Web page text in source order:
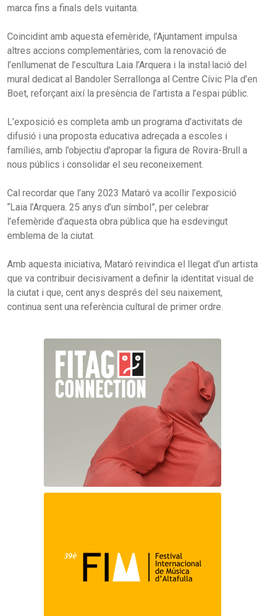
marca fins a finals dels vuitanta.
Coincidint amb aquesta efemèride, l’Ajuntament impulsa
altres accions complementàries, com la renovació de
l’enllumenat de l’escultura Laia l’Arquera i la instal·lació del
mural dedicat al Bandoler Serrallonga al Centre Cívic Pla d’en
Boet, reforçant així la presència de l’artista a l’espai públic.
L’exposició es completa amb un programa d’activitats de
difusió i una proposta educativa adreçada a escoles i
famílies, amb l’objectiu d’apropar la figura de Rovira-Brull a
nous públics i consolidar el seu reconeixement.
Cal recordar que l’any 2023 Mataró va acollir l’exposició
“Laia l’Arquera. 25 anys d’un símbol”, per celebrar
l’efemèride d’aquesta obra pública que ha esdevingut
emblema de la ciutat.
Amb aquesta iniciativa, Mataró reivindica el llegat d’un artista
que va contribuir decisivament a definir la identitat visual de
la ciutat i que, cent anys després del seu naixement,
continua sent una referència cultural de primer ordre.